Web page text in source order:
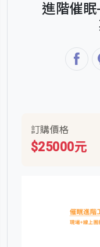
進階催
訂購價格
$25000元